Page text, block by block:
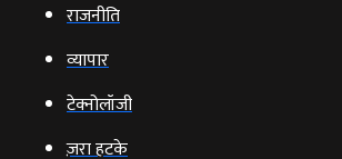
राजनीति
व्‍यापार
टेक्‍नोलॉजी
ज़रा हटके